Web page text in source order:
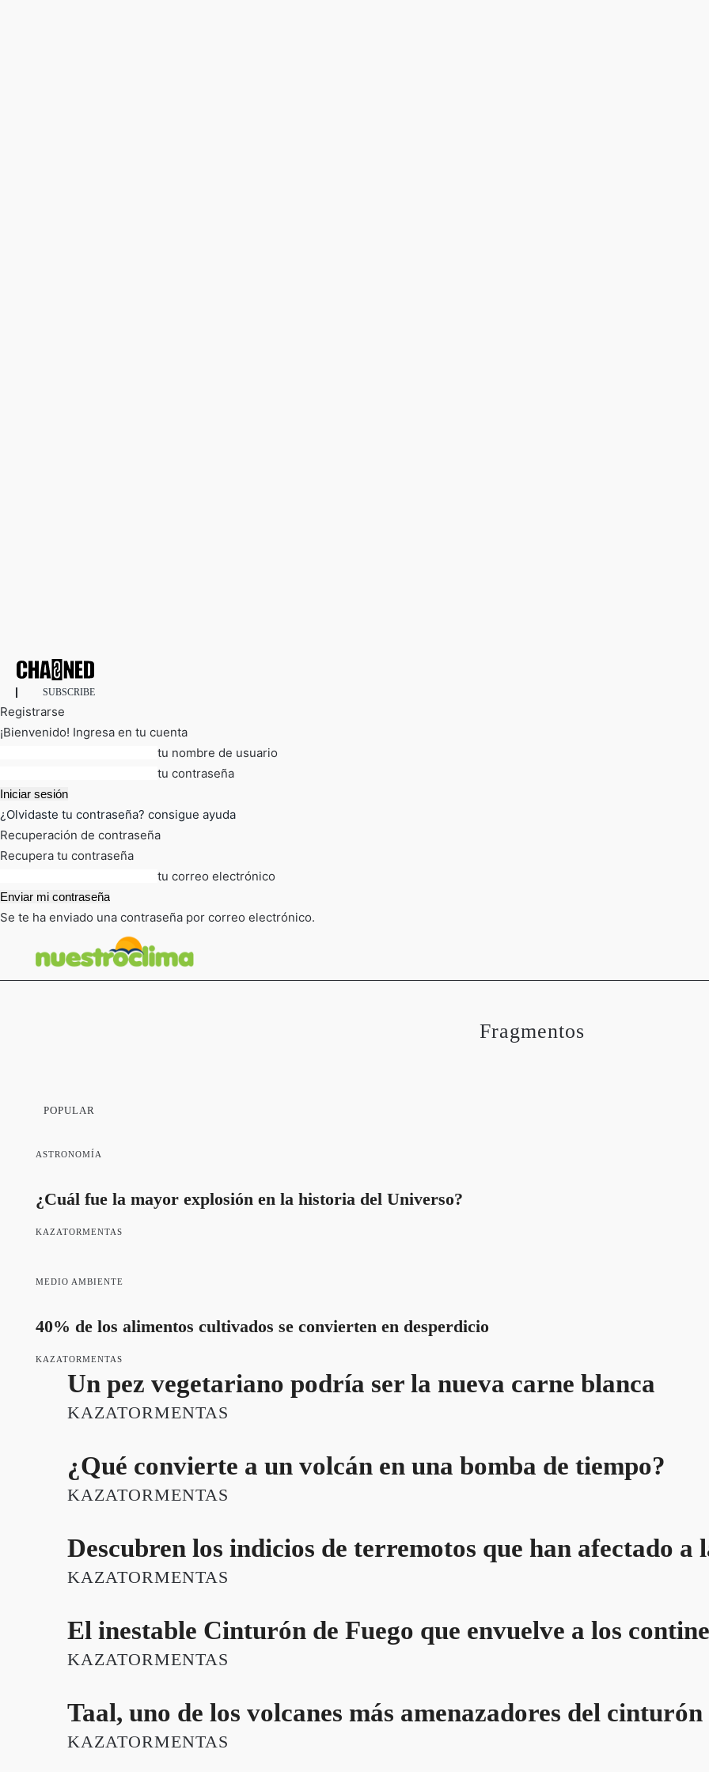
SUBSCRIBE
Registrarse
¡Bienvenido! Ingresa en tu cuenta
tu nombre de usuario
tu contraseña
¿Olvidaste tu contraseña? consigue ayuda
Recuperación de contraseña
Recupera tu contraseña
tu correo electrónico
Se te ha enviado una contraseña por correo electrónico.
Fragmentos
POPULAR
ASTRONOMÍA
¿Cuál fue la mayor explosión en la historia del Universo?
KAZATORMENTAS
MEDIO AMBIENTE
40% de los alimentos cultivados se convierten en desperdicio
KAZATORMENTAS
Un pez vegetariano podría ser la nueva carne blanca
KAZATORMENTAS
¿Qué convierte a un volcán en una bomba de tiempo?
KAZATORMENTAS
Descubren los indicios de terremotos que han afectado a
KAZATORMENTAS
El inestable Cinturón de Fuego que envuelve a los
KAZATORMENTAS
Taal, uno de los volcanes más amenazadores del cinturón
KAZATORMENTAS